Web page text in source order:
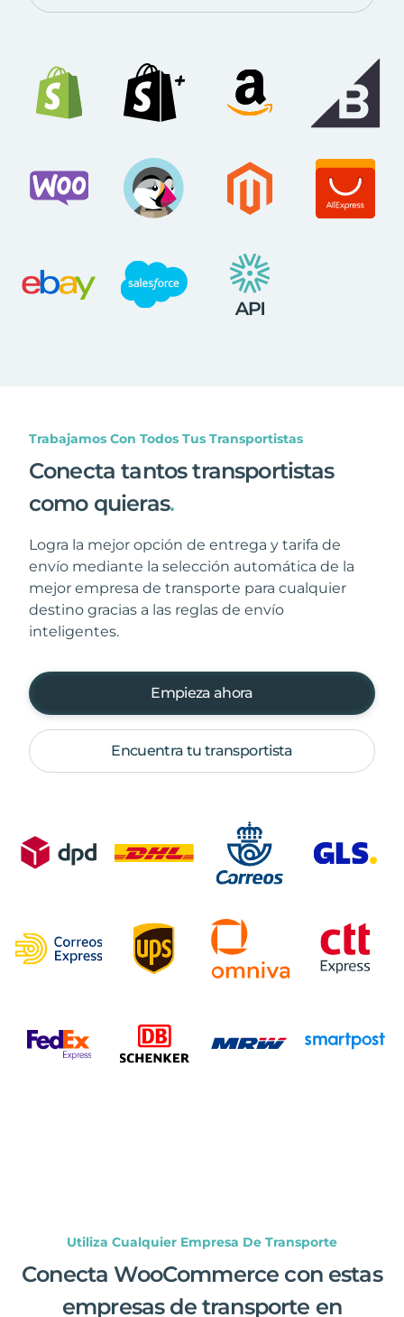
Trabajamos Con Todos Tus Transportistas
Conecta tantos transportistas
como quieras.
Logra la mejor opción de entrega y tarifa de
envío mediante la selección automática de la
mejor empresa de transporte para cualquier
destino gracias a las reglas de envío
inteligentes.
Empieza ahora
Encuentra tu transportista
Utiliza Cualquier Empresa De Transporte
Conecta WooCommerce con estas
empresas de transporte en